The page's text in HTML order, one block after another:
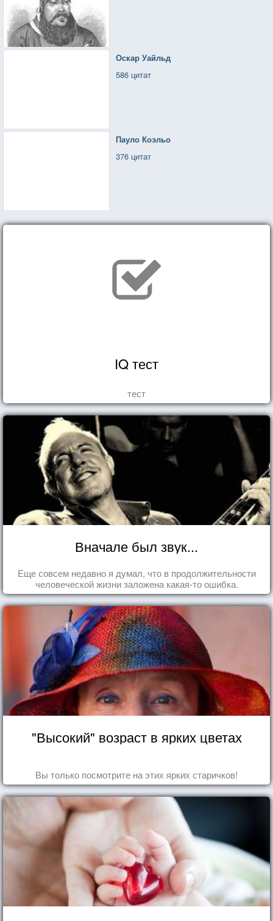
Оскар Уайльд
586 цитат
Пауло Коэльо
376 цитат
IQ тест
тест
Вначале был звук...
Еще совсем недавно я думал, что в продолжительности
человеческой жизни заложена какая-то ошибка.
"Высокий" возраст в ярких цветах
Вы только посмотрите на этих ярких старичков!